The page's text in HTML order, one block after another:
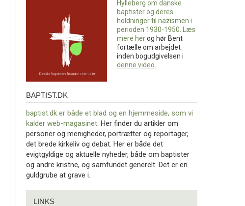
Hylleberg om danske
baptister og deres
holdninger til nazismen i
perioden 1930-1950. Læs
mere herog hør Bent
fortælle om arbejdet
inden bogudgivelsen i
denne video.
baptist.dk
BAPTIST.DK
baptist.dk er både et blad og en hjemmeside, som vi
kalder web-magasinet . Her finder du artikler om
personer og menigheder, portrætter og reportager,
det brede kirkeliv og debat. Her er både det
evigtgyldige og aktuelle nyheder, både om baptister
og andre kristne, og samfundet generelt. Det er en
guldgrube at grave i.
LINKS